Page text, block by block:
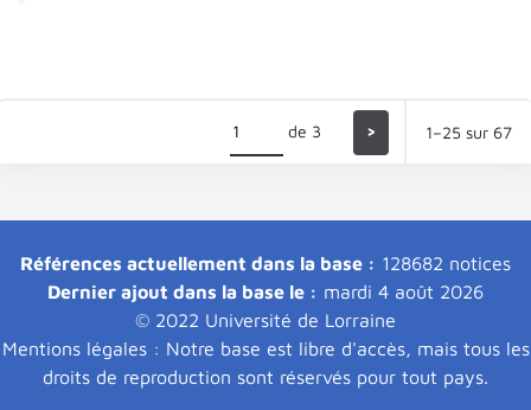
de 3 > 1–25 sur 67
Références actuellement dans la base : 128682 notices
Dernier ajout dans la base le : mardi 4 août 2026
© 2022 Université de Lorraine
Mentions légales : Notre base est libre d'accès, mais tous les
droits de reproduction sont réservés pour tout pays.